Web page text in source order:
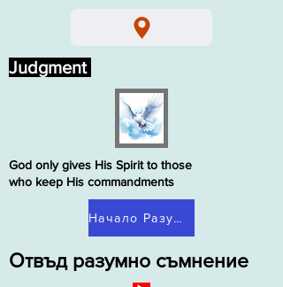
Отвъд разумно съмнение
Начало Разумно съмнение
God only gives His Spirit to those
who keep His commandments
Judgment